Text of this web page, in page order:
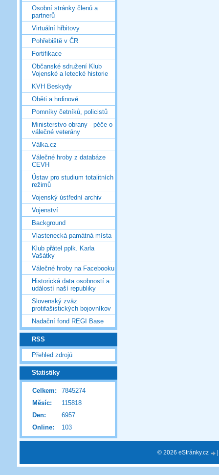
Osobní stránky členů a
partnerů
Virtuální hřbitovy
Pohřebiště v ČR
Fortifikace
Občanské sdružení Klub
Vojenské a letecké historie
KVH Beskydy
Oběti a hrdinové
Pomníky četníků, policistů
Ministerstvo obrany - péče o
válečné veterány
Válka.cz
Válečné hroby z databáze
CEVH
Ústav pro studium totalitních
režimů
Vojenský ústřední archiv
Vojenství
Background
Vlastenecká památná místa
Klub přátel pplk. Karla
Vašátky
Válečné hroby na Facebooku
Historická data osobností a
událostí naší republiky
Slovenský zväz
protifašistických bojovníkov
Nadační fond REGI Base
RSS
Přehled zdrojů
Statistiky
Online: 103
Celkem:
7845274
Měsíc:
115818
Den:
6957
© 2026 eStránky.cz